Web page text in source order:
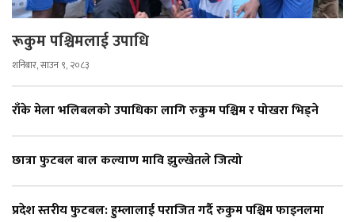
रूकुम पश्चिमलाई उपाधि
शनिबार, साउन ९, २०८३
राँके मेला भलिबलको उपाधिका लागि रुकुम पश्चिम र पोखरा भिड्ने
छात्रा फुटबल बाल कल्याण मावि झुल्खेतले जित्यो
प्रदेश स्तरीय फुटबल: हुम्लालाई पराजित गर्दै रुकुम पश्चिम फाइनलमा